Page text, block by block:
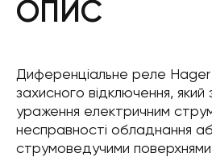
ОПИС
Диференціальне реле Hager
захисного відключення,
ураження електричним
несправності обладнання
струмоведучими